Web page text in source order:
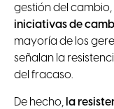
gestión del
iniciativas de
mayoría de los
señalan la
del fracaso.
De hecho, la